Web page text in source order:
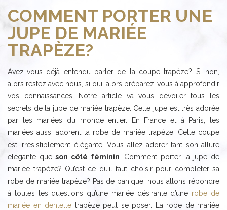
COMMENT PORTER UNE
JUPE DE MARIÉE
TRAPÈZE?
Avez-vous déjà entendu parler de la coupe trapèze? Si non,
alors restez avec nous, si oui, alors préparez-vous à approfondir
vos connaissances. Notre article va vous dévoiler tous les
secrets de la jupe de mariée trapèze. Cette jupe est très adorée
par les mariées du monde entier. En France et à Paris, les
mariées aussi adorent la robe de mariée trapèze. Cette coupe
est irrésistiblement élégante. Vous allez adorer tant son allure
élégante queson côté féminin . Comment porter la jupe de
mariée trapèze? Qu’est-ce qu’il faut choisir pour compléter sa
robe de mariée trapèze? Pas de panique, nous allons répondre
à toutes les questions qu’une mariée désirante d’une robe de
mariée en dentelle trapèze peut se poser. La robe de mariée